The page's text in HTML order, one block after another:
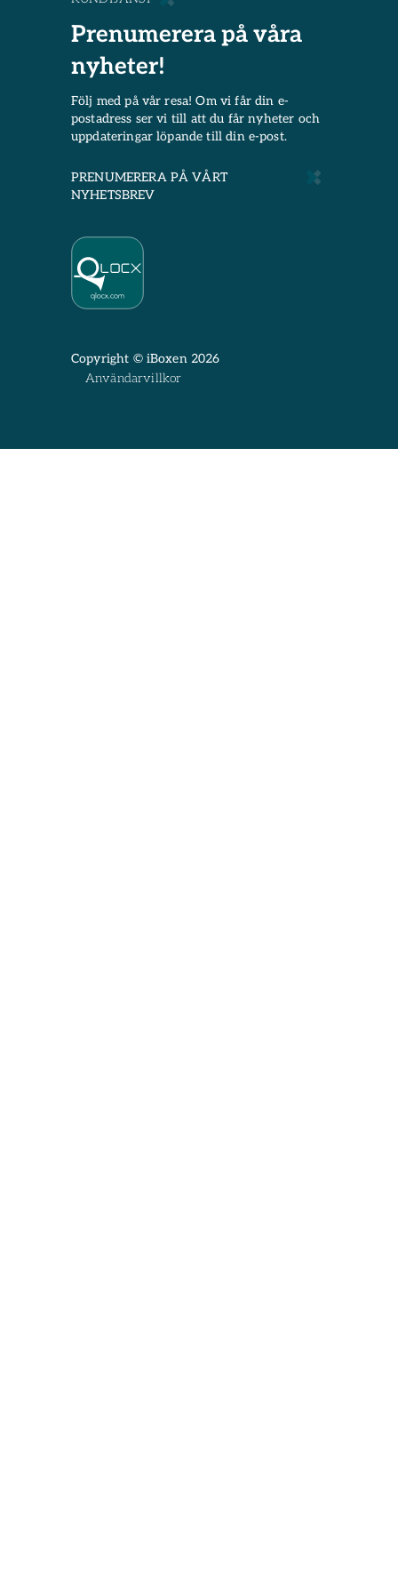
Prenumerera på våra
nyheter!
Följ med på vår resa! Om vi får din e-
postadress ser vi till att du får nyheter och
uppdateringar löpande till din e-post.
PRENUMERERA PÅ VÅRT
NYHETSBREV
Copyright © iBoxen 2026
Användarvillkor